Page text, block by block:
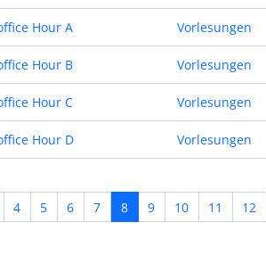
Hour A Vorlesungen
Hour B Vorlesungen
Hour C Vorlesungen
Hour D Vorlesungen
4 5 6 7 8 9 10 11 12